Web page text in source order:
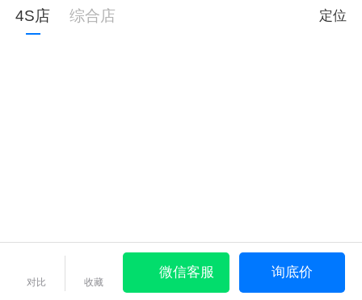
4S店 综合店 定位
对比 收藏
微信客服 询底价